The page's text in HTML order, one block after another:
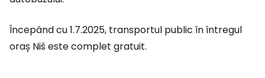
Începând cu 1.7.2025, transportul public în întregul
oraș Niš este complet gratuit.